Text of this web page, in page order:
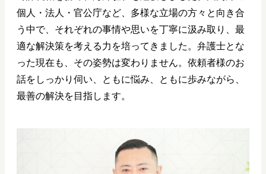
個人・法人・官公庁など、多様な立場の方々と向き合
う中で、それぞれの事情や思いを丁寧に汲み取り、最
適な解決策を考える力を培ってきました。弁護士とな
った現在も、その姿勢は変わりません。依頼者様のお
話をしっかり伺い、ともに悩み、ともに歩みながら、
最善の解決を目指します。